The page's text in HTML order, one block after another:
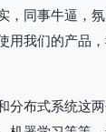
，同事牛逼，
我们的产品
布式系统这